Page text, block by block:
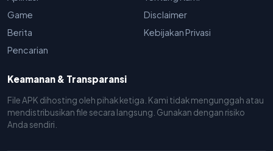
Game
Berita
Pencarian
Disclaimer
Kebijakan Privasi
Keamanan & Transparansi
File APK dihosting oleh pihak ketiga. Kami tidak mengunggah atau
mendistribusikan file secara langsung. Gunakan dengan risiko
Anda sendiri.